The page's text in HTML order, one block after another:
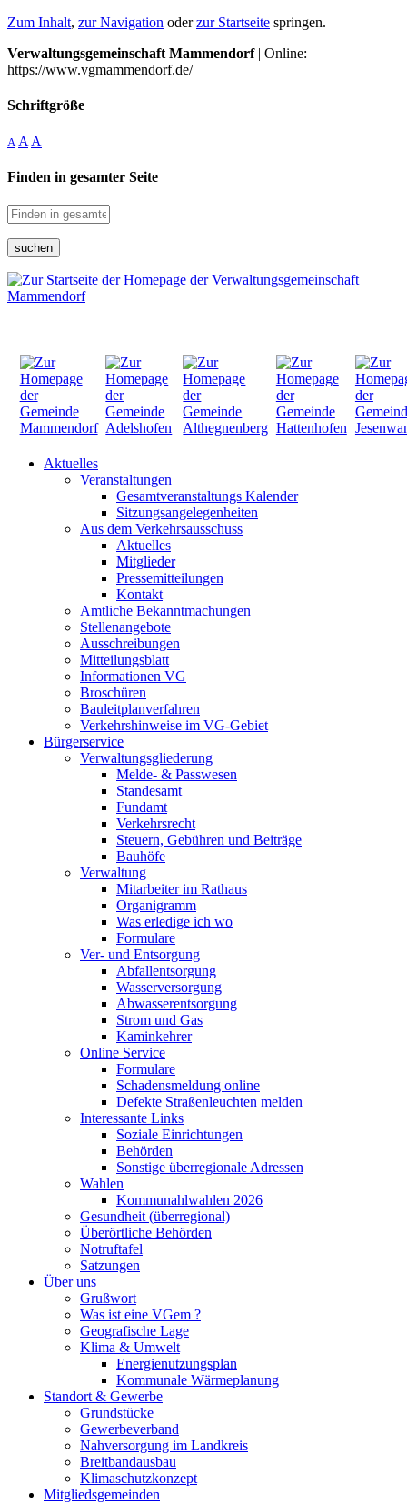
Zum Inhalt, zur Navigation oderzur Startseite springen.
Verwaltungsgemeinschaft Mammendorf| Online:
https://www.vgmammendorf.de/
Schriftgröße
A A A
Finden in gesamter Seite
suchen
Aktuelles
Veranstaltungen
Gesamtveranstaltungs Kalender
Sitzungsangelegenheiten
Aus dem Verkehrsausschuss
Aktuelles
Mitglieder
Pressemitteilungen
Kontakt
Amtliche Bekanntmachungen
Stellenangebote
Ausschreibungen
Mitteilungsblatt
Informationen VG
Broschüren
Bauleitplanverfahren
Verkehrshinweise im VG-Gebiet
Bürgerservice
Verwaltungsgliederung
Melde- & Passwesen
Standesamt
Fundamt
Verkehrsrecht
Steuern, Gebühren und Beiträge
Bauhöfe
Verwaltung
Mitarbeiter im Rathaus
Organigramm
Was erledige ich wo
Formulare
Ver- und Entsorgung
Abfallentsorgung
Wasserversorgung
Abwasserentsorgung
Strom und Gas
Kaminkehrer
Online Service
Formulare
Schadensmeldung online
Defekte Straßenleuchten melden
Interessante Links
Soziale Einrichtungen
Behörden
Sonstige überregionale Adressen
Wahlen
Kommunahlwahlen 2026
Gesundheit (überregional)
Überörtliche Behörden
Notruftafel
Satzungen
Über uns
Grußwort
Was ist eine VGem ?
Geografische Lage
Klima & Umwelt
Energienutzungsplan
Kommunale Wärmeplanung
Standort & Gewerbe
Grundstücke
Gewerbeverband
Nahversorgung im Landkreis
Breitbandausbau
Klimaschutzkonzept
Mitgliedsgemeinden